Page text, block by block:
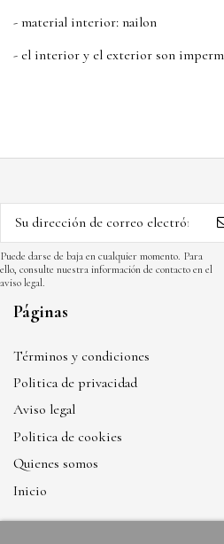
- material interior: nailon
- el interior y el exterior son
Puede darse de baja en cualquier momento. Para
ello, consulte nuestra información de contacto en el
aviso legal.
Páginas
Términos y condiciones
Politica de privacidad
Aviso legal
Politica de cookies
Quienes somos
Inicio